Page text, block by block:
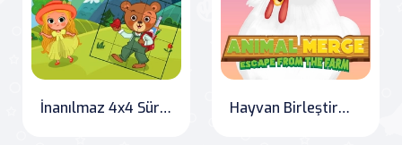
İnanılmaz 4x4 Sürgülü Taş Oyunu Hayvan Birleştirme 2